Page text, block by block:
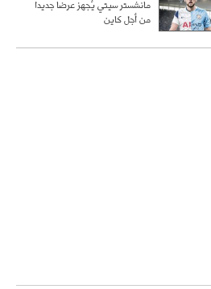
مانشستر سيتي يُجهز عرضا جديدا
من أجل كاين